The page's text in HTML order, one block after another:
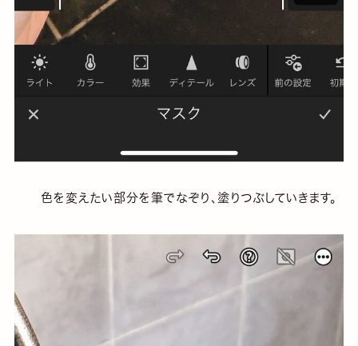
色を変えたい部分を筆でなぞり、塗りつぶしていきます。